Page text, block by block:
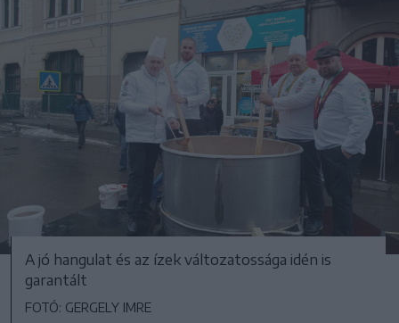
A jó hangulat és az ízek változatossága idén is
garantált
FOTÓ: GERGELY IMRE